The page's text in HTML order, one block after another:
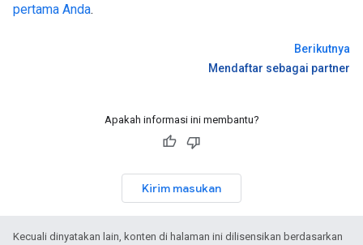
pertama Anda.
Berikutnya
Mendaftar sebagai partner
Apakah informasi ini membantu?
Kirim masukan
Kecuali dinyatakan lain, konten di halaman ini dilisensikan berdasarkan